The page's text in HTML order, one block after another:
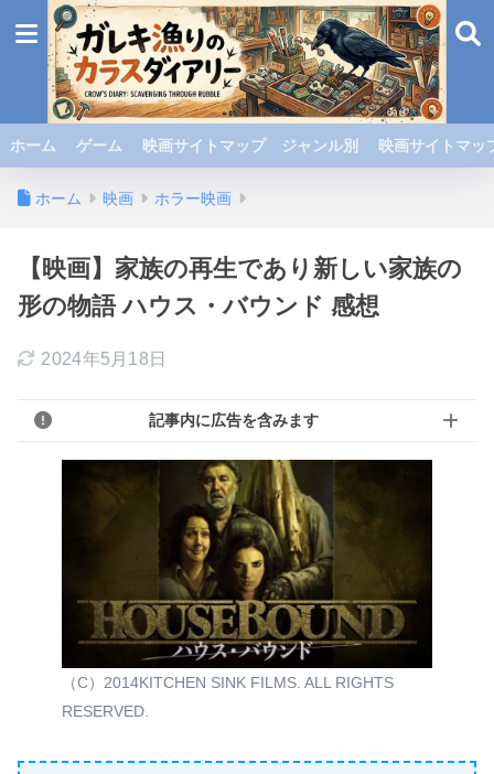
ホーム ゲーム 映画サイトマップ ジャンル別 映画サイトマ
ホーム 映画 ホラー映画
【映画】家族の再生であり新しい家族の
形の物語 ハウス・バウンド 感想
2024年5月18日
記事内に広告を含みます
（C）2014KITCHEN SINK FILMS. ALL RIGHTS
RESERVED.